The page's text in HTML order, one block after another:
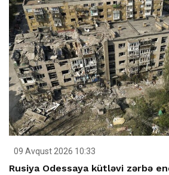
09 Avqust 2026 10:33
Rusiya Odessaya kütləvi zərbə